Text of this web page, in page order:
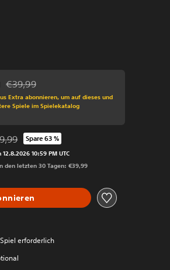
Preisnachlass gegenüber dem
€39,99
Extra abonnieren, um auf dieses und
Spiele im Spielekatalog
gegenüber dem Originalpreis
Spare 63 %
10:59 PM UTC
den letzten 30 Tagen: €39,99
erforderlich